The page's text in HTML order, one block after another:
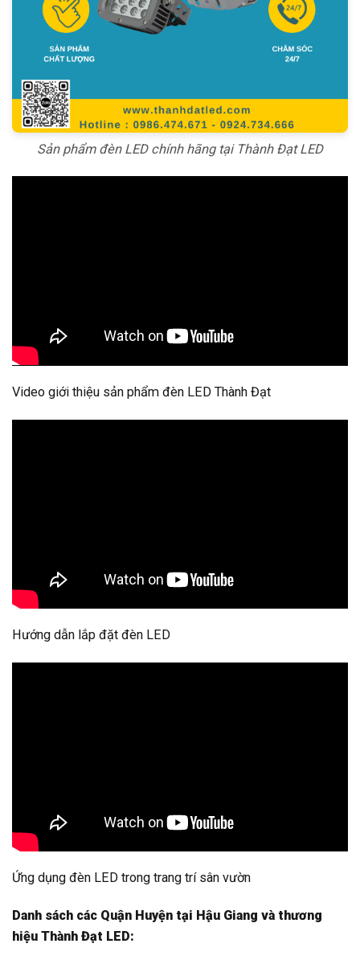
Sản phẩm đèn LED chính hãng tại Thành Đạt LED
Video giới thiệu sản phẩm đèn LED Thành Đạt
Hướng dẫn lắp đặt đèn LED
Ứng dụng đèn LED trong trang trí sân vườn
Danh sách các Quận Huyện tại Hậu Giang và thương
hiệu Thành Đạt LED: